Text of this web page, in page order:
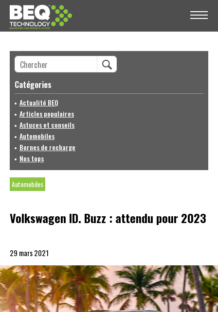
Catégories
Actualité BEQ
Articles populaires
Astuces et conseils
Automobiles
Bornes de recharge
Nos tops
Automobiles
Volkswagen ID. Buzz : attendu pour 2023
29 mars 2021